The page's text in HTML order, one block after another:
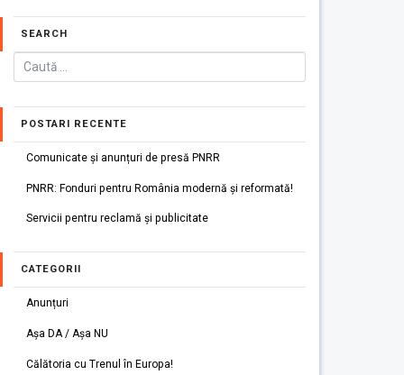
SEARCH
POSTARI RECENTE
Comunicate și anunțuri de presă PNRR
PNRR: Fonduri pentru România modernă și reformată!
Servicii pentru reclamă și publicitate
CATEGORII
Anunțuri
Așa DA / Așa NU
Călătoria cu Trenul în Europa!